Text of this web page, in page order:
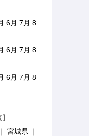
6月 7月 8
6月 7月 8
6月 7月 8
｜ 宮城県 ｜